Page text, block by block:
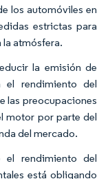
los automóviles en
estrictas para
la atmósfera.
la emisión de
el rendimiento del
las preocupaciones
motor por parte del
del mercado.
el rendimiento del
está obligando